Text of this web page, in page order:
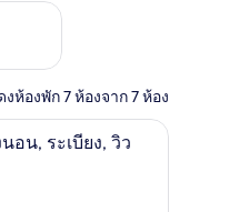
ปดาห์หน้า ส.ค. 21 - ส.ค. 23
งห้องพัก 7 ห้องจาก 7 ห้อง
สสิกดับเบิลหรือทวิน, 1 ห้องนอน, ระเบี
อน, ระเบียง, วิว